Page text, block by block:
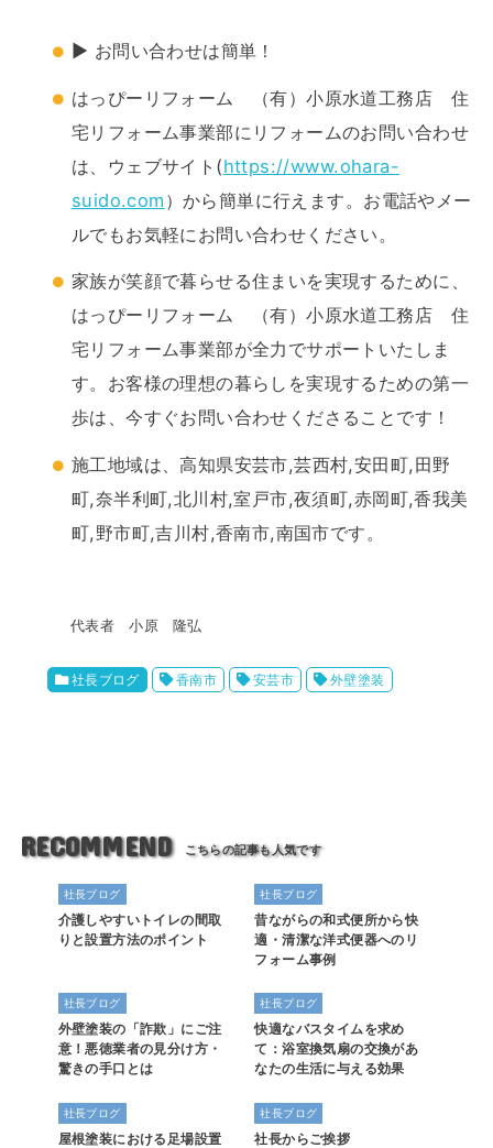
▶ お問い合わせは簡単！
はっぴーリフォーム （有）小原水道工務店 住
宅リフォーム事業部にリフォームのお問い合わせ
は、ウェブサイト(https://www.ohara-
suido.com ）から簡単に行えます。お電話やメー
ルでもお気軽にお問い合わせください。
家族が笑顔で暮らせる住まいを実現するために、
はっぴーリフォーム （有）小原水道工務店 住
宅リフォーム事業部が全力でサポートいたしま
す。お客様の理想の暮らしを実現するための第一
歩は、今すぐお問い合わせくださることです！
施工地域は、高知県安芸市,芸西村,安田町,田野
町,奈半利町,北川村,室戸市,夜須町,赤岡町,香我美
町,野市町,吉川村,香南市,南国市です。
代表者 小原 隆弘
社長ブログ 香南市 安芸市 外壁塗装
RECOMMEND
社長ブログ
介護しやすいトイレの間取
りと設置方法のポイント
社長ブログ
昔ながらの和式便所から快
適・清潔な洋式便器へのリ
フォーム事例
社長ブログ
外壁塗装の「詐欺」にご注
意！悪徳業者の見分け方・
驚きの手口とは
社長ブログ
快適なバスタイムを求め
て：浴室換気扇の交換があ
なたの生活に与える効果
社長ブログ
屋根塗装における足場設置
社長ブログ
社長からご挨拶